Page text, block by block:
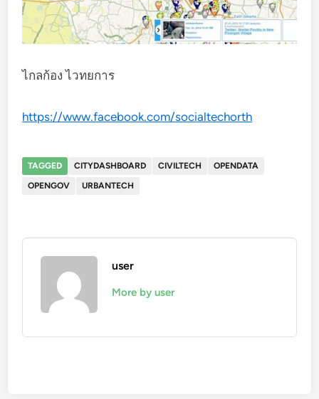
ไกลก้อง ไวทยการ
https://www.facebook.com/socialtechorth
TAGGED CITYDASHBOARD CIVILTECH
OPENDATA
OPENGOV
URBANTECH
user
More by user